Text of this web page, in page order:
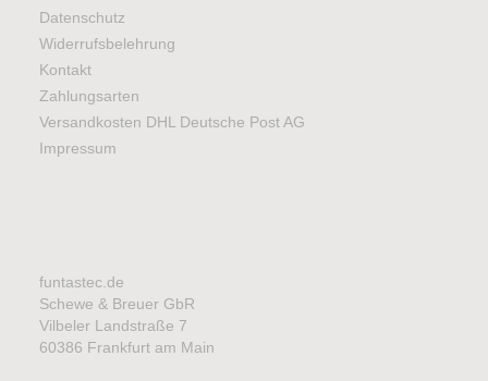
Datenschutz
Widerrufsbelehrung
Kontakt
Zahlungsarten
Versandkosten DHL Deutsche Post AG
Impressum
funtastec.de
Schewe & Breuer GbR
Vilbeler Landstraße 7
60386 Frankfurt am Main